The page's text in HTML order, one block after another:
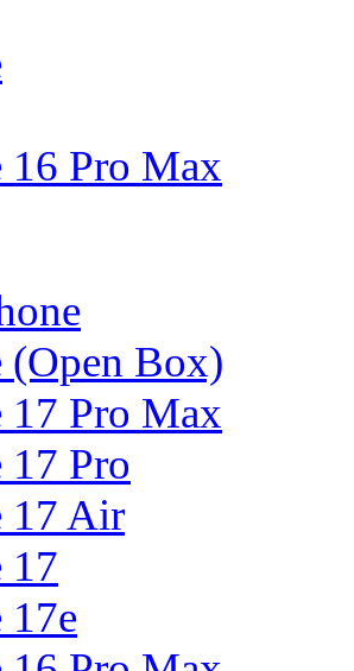
16 Pro Max
(Open Box)
17 Pro Max
17 Pro
17 Air
17
17e